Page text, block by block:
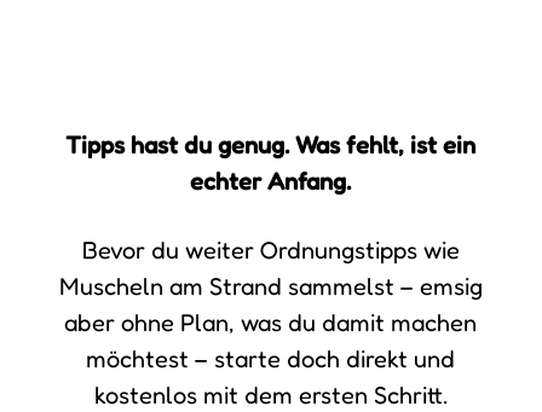
Tipps hast du genug. Was fehlt, ist ein
echter Anfang.
Bevor du weiter Ordnungstipps wie
Muscheln am Strand sammelst – emsig
aber ohne Plan, was du damit machen
möchtest – starte doch direkt und
kostenlos mit dem ersten Schritt.